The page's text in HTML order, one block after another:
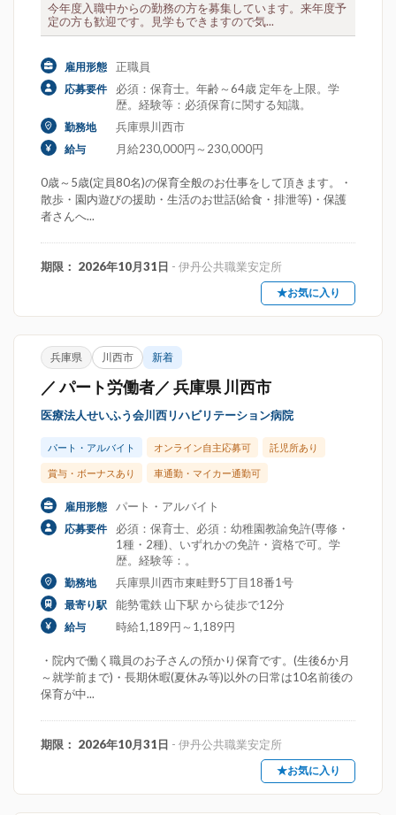
今年度入職中からの勤務の方を募集しています。来年度予
定の方も歓迎です。見学もできますので気...
雇用形態 正職員
応募要件
必須：保育士。年齢～64歳 定年を上限。学
歴。経験等：必須保育に関する知識。
勤務地 兵庫県川西市
給与 月給230,000円～230,000円
0歳～5歳(定員80名)の保育全般のお仕事をして頂きます。・
散歩・園内遊びの援助・生活のお世話(給食・排泄等)・保護
者さんへ...
期限： 2026年10月31日 - 伊丹公共職業安定所
★お気に入り
兵庫県 川西市 新着
／ パート労働者／ 兵庫県 川西市
医療法人せいふう会川西リハビリテーション病院
パート・アルバイト オンライン自主応募可 託児所あり
賞与・ボーナスあり 車通勤・マイカー通勤可
雇用形態 パート・アルバイト
応募要件
必須：保育士、必須：幼稚園教諭免許(専修・
1種・2種)、いずれかの免許・資格で可。学
歴。経験等：。
勤務地 兵庫県川西市東畦野5丁目18番1号
最寄り駅 能勢電鉄 山下駅 から徒歩で12分
給与 時給1,189円～1,189円
・院内で働く職員のお子さんの預かり保育です。(生後6か月
～就学前まで)・長期休暇(夏休み等)以外の日常は10名前後の
保育が中...
期限： 2026年10月31日 - 伊丹公共職業安定所
★お気に入り